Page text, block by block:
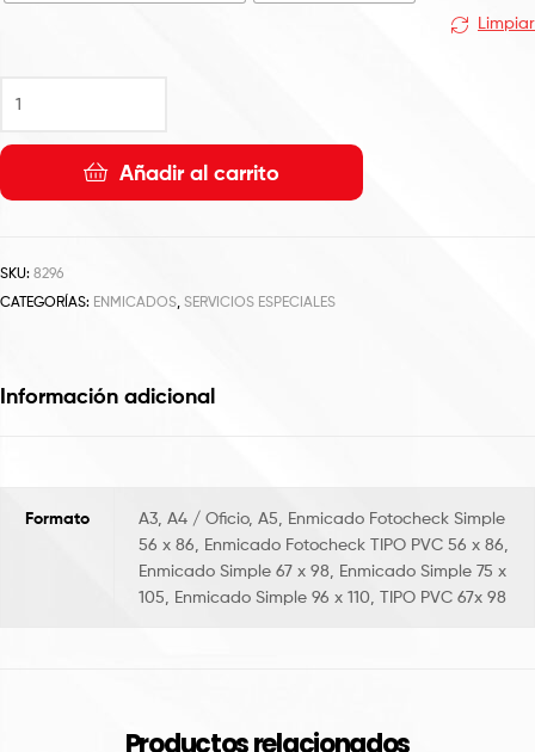
Limpiar
Añadir al carrito
SKU: 8296
CATEGORÍAS: ENMICADOS SERVICIOS ESPECIALES
Información adicional
Formato
A3, A4 / Oficio, A5, Enmicado Fotocheck Simple
56 x 86, Enmicado Fotocheck TIPO PVC 56 x 86,
Enmicado Simple 67 x 98, Enmicado Simple 75 x
105, Enmicado Simple 96 x 110, TIPO PVC 67x 98
Productos relacionados